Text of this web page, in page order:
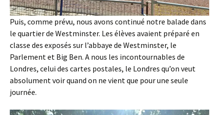
Puis, comme prévu, nous avons continué notre balade dans
le quartier de Westminster. Les élèves avaient préparé en
classe des exposés sur l’abbaye de Westminster, le
Parlement et Big Ben. A nous les incontournables de
Londres, celui des cartes postales, le Londres qu’on veut
absolument voir quand on ne vient que pour une seule
journée.